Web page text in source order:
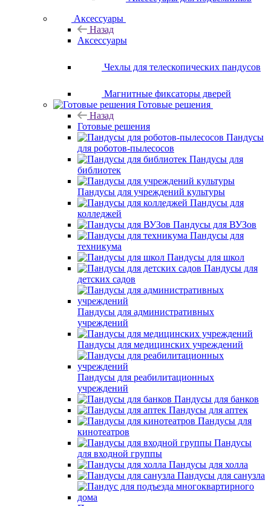
Аксессуары
Назад
Аксессуары
Чехлы для телескопических пандусов
Магнитные фиксаторы дверей
Готовые решения
Назад
Готовые решения
Пандусы
для роботов-пылесосов
Пандусы для
библиотек
Пандусы для учреждений культуры
Пандусы для
колледжей
Пандусы для ВУЗов
Пандусы для
техникума
Пандусы для школ
Пандусы для
детских садов
Пандусы для административных
учреждений
Пандусы для медицинских учреждений
Пандусы для реабилитационных
учреждений
Пандусы для банков
Пандусы для аптек
Пандусы для
кинотеатров
Пандусы
для входной группы
Пандусы для холла
Пандусы для санузла